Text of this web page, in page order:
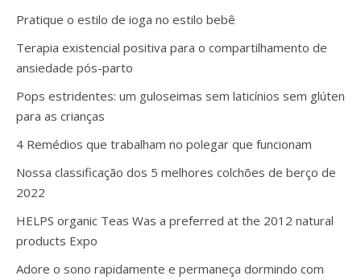
Pratique o estilo de ioga no estilo bebê
Terapia existencial positiva para o compartilhamento de
ansiedade pós-parto
Pops estridentes: um guloseimas sem laticínios sem glúten
para as crianças
4 Remédios que trabalham no polegar que funcionam
Nossa classificação dos 5 melhores colchões de berço de
2022
HELPS organic Teas Was a preferred at the 2012 natural
products Expo
Adore o sono rapidamente e permaneça dormindo com